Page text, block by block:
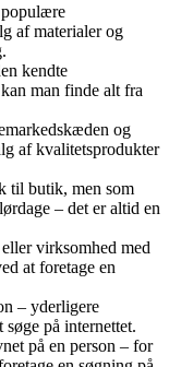
populære
af materialer og
kendte
man finde alt fra
og
af kvalitetsprodukter
til butik, men som
– det er altid en
virksomhed med
at foretage en
– yderligere
på internettet.
på en person – for